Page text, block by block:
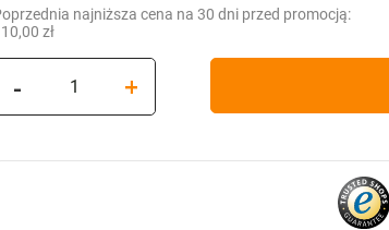
149,99 zł.
110,00 zł.
najniższa cena na 30 dni przed promocją:
zł
-
Znicz
+